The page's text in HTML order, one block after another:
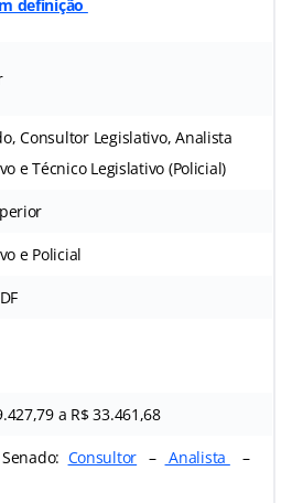
definição
Consultor Legislativo, Analista
e Técnico Legislativo (Policial)
e Policial
a R$ 33.461,68
Consultor – Analista
–